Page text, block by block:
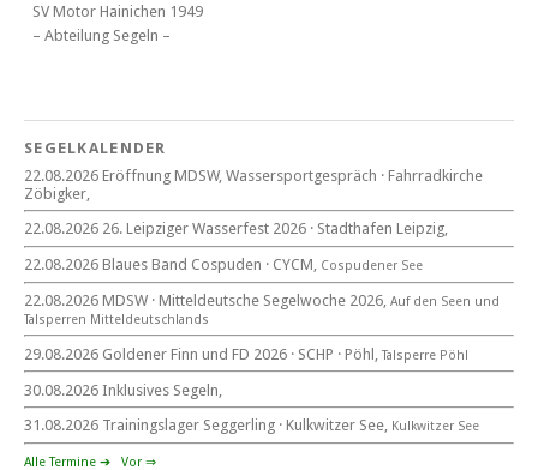
SV Motor Hainichen 1949
– Abteilung Segeln –
Eröffnung MDSW
11°° Uhr Fahrrad­kirche Markkleeberg
Blaues Band Cospudener See
22. August 2026
beim CYCM
für alle Segler am See
Mitteldeutsche Segelwoche
22. – 30. August 2026 in Sachsen · Thüringen · Sachsen Anhalt
SEGELKALENDER
22.08.2026 Eröffnung MDSW, Wassersportgespräch · Fahrradkirche
Zöbigker,
22.08.2026 26. Leipziger Wasserfest 2026 · Stadthafen Leipzig,
22.08.2026 Blaues Band Cospuden · CYCM, Cospudener See
22.08.2026 MDSW · Mitteldeutsche Segelwoche 2026, Auf den Seen und
Tal­sperren Mittel­deut­sch­lands
29.08.2026 Goldener Finn und FD 2026 · SCHP · Pöhl, Talsperre Pöhl
30.08.2026 Inklusives Segeln,
31.08.2026 Trainingslager Seggerling · Kulkwitzer See, Kulkwitzer See
Alle Termine ➔ Vor ⇒